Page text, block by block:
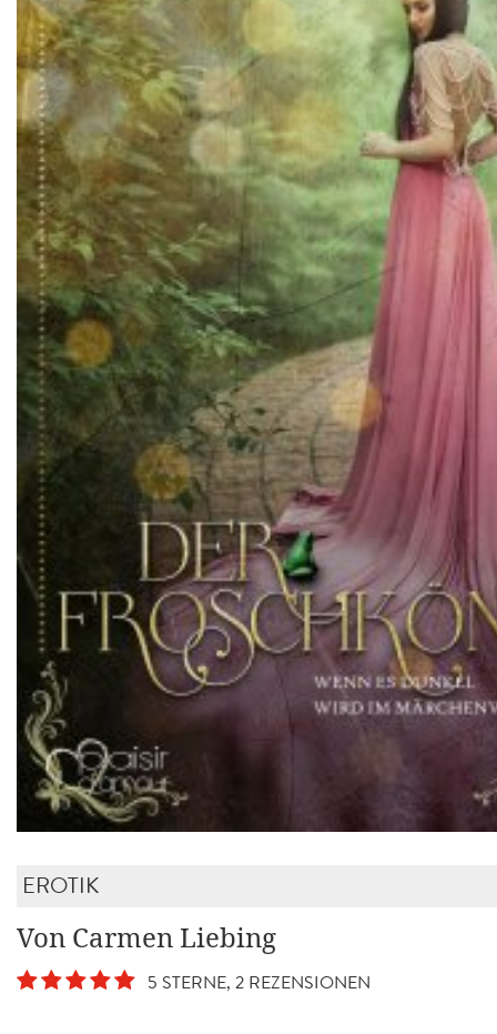
EROTIK
Von Carmen Liebing
5 STERNE, 2 REZENSIONEN